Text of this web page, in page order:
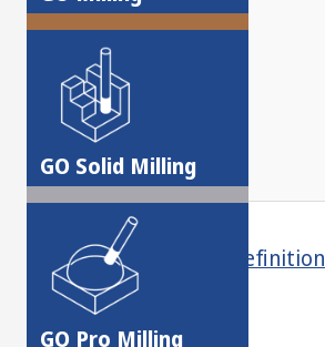
GO Solid Milling
GO Pro Milling
Grafische Werkzeugdefinition